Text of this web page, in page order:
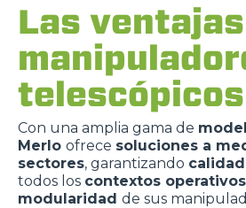
Las
Con una amplia gama de
Merlo ofrece soluciones a
sectores, garantizando
todos los contextos operativos
modularidad de sus